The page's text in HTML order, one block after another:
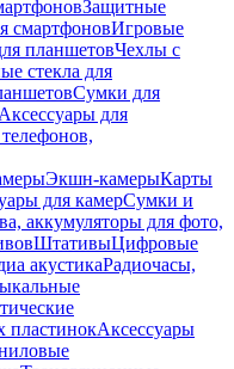
Защитные
смартфоновИгровые
планшетовЧехлы с
стекла для
Сумки для
Аксессуары для
Экшн-камерыКарты
для камерСумки и
аккумуляторы для фото,
ШтативыЦифровые
акустикаРадиочасы,
пластинокАксессуары